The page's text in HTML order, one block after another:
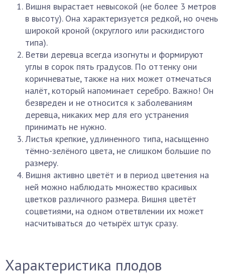
Вишня вырастает невысокой (не более 3 метров
в высоту). Она характеризуется редкой, но очень
широкой кроной (округлого или раскидистого
типа).
Ветви деревца всегда изогнуты и формируют
углы в сорок пять градусов. По оттенку они
коричневатые, также на них может отмечаться
налёт, который напоминает серебро. Важно! Он
безвреден и не относится к заболеваниям
деревца, никаких мер для его устранения
принимать не нужно.
Листья крепкие, удлиненного типа, насыщенно
тёмно-зелёного цвета, не слишком большие по
размеру.
Вишня активно цветёт и в период цветения на
ней можно наблюдать множество красивых
цветков различного размера. Вишня цветёт
соцветиями, на одном ответвлении их может
насчитываться до четырёх штук сразу.
Характеристика плодов